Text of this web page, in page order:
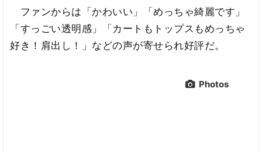
ファンからは「かわいい」「めっちゃ綺麗です」
「すっごい透明感」「カートもトップスもめっちゃ
好き！肩出し！」などの声が寄せられ好評だ。
Photos